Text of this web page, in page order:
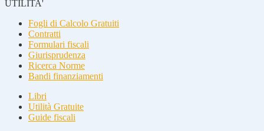
UTILITA'
Fogli di Calcolo Gratuiti
Contratti
Formulari fiscali
Giurisprudenza
Ricerca Norme
Bandi finanziamenti
Libri
Utilità Gratuite
Guide fiscali